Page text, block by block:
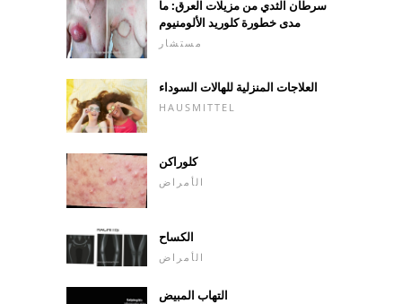
سرطان الثدي من مزيلات العرق: ما
مدى خطورة كلوريد الألومنيوم
مستشار
العلاجات المنزلية للهالات السوداء
HAUSMITTEL
كلوراكن
الأمراض
الكساح
الأمراض
التهاب المبيض